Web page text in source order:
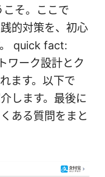
そ。ここで
的対策を、初心
quick fact:
ワーク設計とク
ます。以下で
します。最後に
ある質問をまと